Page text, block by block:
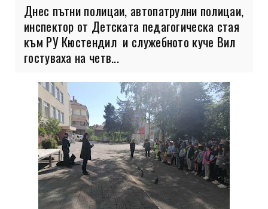
Днес пътни полицаи, автопатрулни полицаи,
инспектор от Детската педагогическа стая
към РУ Кюстендил и служебното куче Вил
гостуваха на четв...